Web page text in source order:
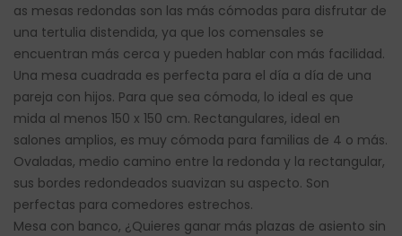
as mesas redondas son las más cómodas para disfrutar de
una tertulia distendida, ya que los comensales se
encuentran más cerca y pueden hablar con más facilidad.
Una mesa cuadrada es perfecta para el día a día de una
pareja con hijos. Para que sea cómoda, lo ideal es que
mida al menos 150 x 150 cm. Rectangulares, ideal en
salones amplios, es muy cómoda para familias de 4 o más.
Ovaladas, medio camino entre la redonda y la rectangular,
sus bordes redondeados suavizan su aspecto. Son
perfectas para comedores estrechos.
Mesa con banco, ¿Quieres ganar más plazas de asiento sin